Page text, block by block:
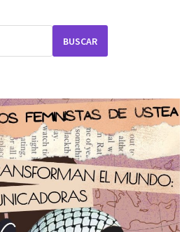
BUSCAR